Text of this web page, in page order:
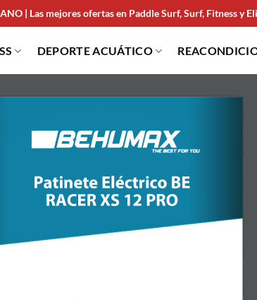
| Las mejores ofertas en Paddle Surf, Surf, Fitness y
DEPORTE ACUÁTICO
Patinete Eléctrico BE
RACER XS 12 PRO